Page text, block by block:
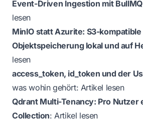
Event-Driven Ingestion mit
lesen
MinIO statt Azurite: S3-kompatible
Objektspeicherung lokal und auf
lesen
access_token, id_token und der
was wohin gehört: Artikel lesen
Qdrant Multi-Tenancy: Pro Nutzer
Collection: Artikel lesen